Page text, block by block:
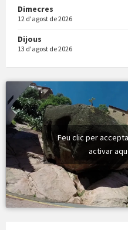
Vermuts a la Font. Hit parit
Dimecres
12 d'agost de 2026
Dijous
13 d'agost de 2026
Feu clic per
activar